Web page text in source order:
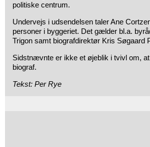
politiske centrum.
Undervejs i udsendelsen taler Ane
personer i byggeriet. Det gælder bl.a.
Trigon samt biografdirektør Kris Søgaard
Sidstnævnte er ikke et øjeblik i tvivl om,
biograf.
Tekst: Per Rye